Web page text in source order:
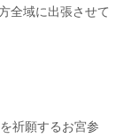
全域に出張させて
祈願するお宮参